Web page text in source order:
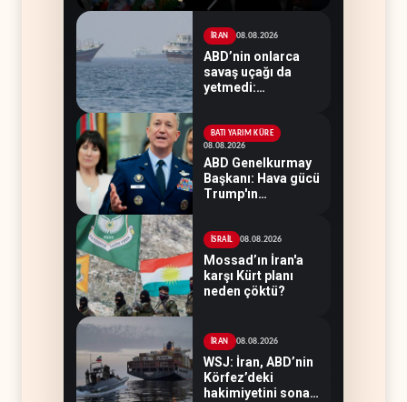
İRAN 08.08.2026
ABD’nin onlarca
savaş uçağı da
yetmedi:
BATI YARIM KÜRE
08.08.2026
ABD Genelkurmay
Başkanı: Hava gücü
Trump'ın
İSRAİL 08.08.2026
Mossad’ın İran'a
karşı Kürt planı
neden çöktü?
İRAN 08.08.2026
WSJ: İran, ABD’nin
Körfez’deki
hakimiyetini sona